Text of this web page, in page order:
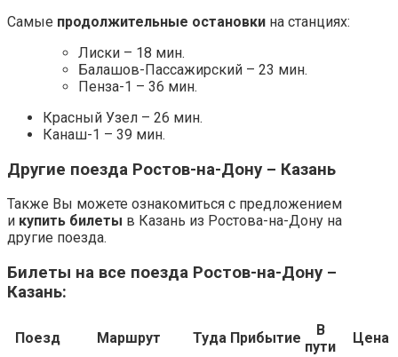
Самые продолжительные остановки на станциях:
Лиски – 18 мин.
Балашов-Пассажирский – 23 мин.
Пенза-1 – 36 мин.
Красный Узел – 26 мин.
Канаш-1 – 39 мин.
Другие поезда Ростов-на-Дону – Казань
Также Вы можете ознакомиться с предложением
и купить билеты в Казань из Ростова-на-Дону на
другие поезда.
Билеты на все поезда Ростов-на-Дону –
Казань:
Поезд Маршрут Туда Прибытие
В
пути
Цена